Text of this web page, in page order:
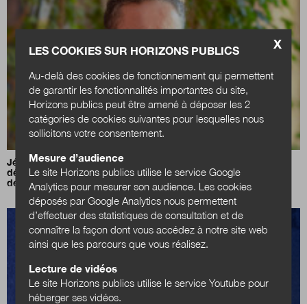
Jérôme Filippini :«Notre priorité est de transformer les
décideurs publics pour qu'ils soient en mesure de conduire
des transitions difficiles»
X
LES COOKIES SUR HORIZONS PUBLICS
Au-delà des cookies de fonctionnement qui permettent
de garantir les fonctionnalités importantes du site,
Horizons publics peut être amené à déposer les 2
catégories de cookies suivantes pour lesquelles nous
sollicitons votre consentement.
Mesure d’audience
Le site Horizons publics utilise le service Google
Analytics pour mesurer son audience. Les cookies
déposés par Google Analytics nous permettent
d’effectuer des statistiques de consultation et de
connaître la façon dont vous accédez à notre site web
ainsi que les parcours que vous réalisez.
Lecture de vidéos
Le site Horizons publics utilise le service Youtube pour
héberger ses vidéos.